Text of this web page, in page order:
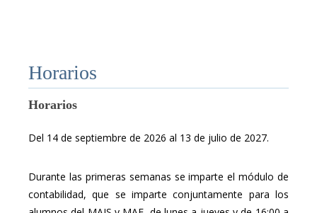
Horarios
Horarios
Del 14 de septiembre de 2026 al 13 de julio de 2027.
Durante las primeras semanas se imparte el módulo de
contabilidad, que se imparte conjuntamente para los